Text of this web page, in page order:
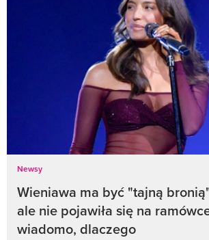
Newsy
Wieniawa ma być "tajną
ale nie pojawiła się na
wiadomo, dlaczego